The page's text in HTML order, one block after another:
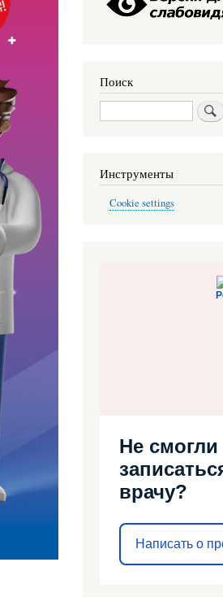
Поиск
Поиск
Инструменты
Cookie settings
Не смогли
врачу?
Написать о